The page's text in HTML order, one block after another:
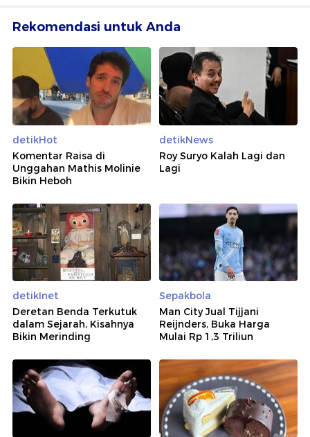
Rekomendasi untuk Anda
detikHot
Komentar Raisa di
Unggahan Mathis Molinie
Bikin Heboh
detikNews
Roy Suryo Kalah Lagi dan
Lagi
detikInet
Deretan Benda Terkutuk
dalam Sejarah, Kisahnya
Bikin Merinding
Sepakbola
Man City Jual Tijjani
Reijnders, Buka Harga
Mulai Rp 1,3 Triliun